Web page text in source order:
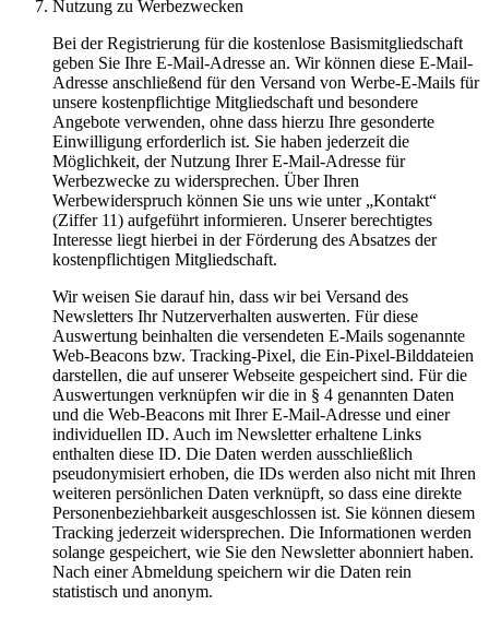
Nutzung zu Werbezwecken
Bei der Registrierung für die kostenlose Basismitgliedschaft
geben Sie Ihre E-Mail-Adresse an. Wir können diese E-Mail-
Adresse anschließend für den Versand von Werbe-E-Mails für
unsere kostenpflichtige Mitgliedschaft und besondere
Angebote verwenden, ohne dass hierzu Ihre gesonderte
Einwilligung erforderlich ist. Sie haben jederzeit die
Möglichkeit, der Nutzung Ihrer E-Mail-Adresse für
Werbezwecke zu widersprechen. Über Ihren
Werbewiderspruch können Sie uns wie unter „Kontakt“
(Ziffer 11) aufgeführt informieren. Unserer berechtigtes
Interesse liegt hierbei in der Förderung des Absatzes der
kostenpflichtigen Mitgliedschaft.
Wir weisen Sie darauf hin, dass wir bei Versand des
Newsletters Ihr Nutzerverhalten auswerten. Für diese
Auswertung beinhalten die versendeten E-Mails sogenannte
Web-Beacons bzw. Tracking-Pixel, die Ein-Pixel-Bilddateien
darstellen, die auf unserer Webseite gespeichert sind. Für die
Auswertungen verknüpfen wir die in § 4 genannten Daten
und die Web-Beacons mit Ihrer E-Mail-Adresse und einer
individuellen ID. Auch im Newsletter erhaltene Links
enthalten diese ID. Die Daten werden ausschließlich
pseudonymisiert erhoben, die IDs werden also nicht mit Ihren
weiteren persönlichen Daten verknüpft, so dass eine direkte
Personenbeziehbarkeit ausgeschlossen ist. Sie können diesem
Tracking jederzeit widersprechen. Die Informationen werden
solange gespeichert, wie Sie den Newsletter abonniert haben.
Nach einer Abmeldung speichern wir die Daten rein
statistisch und anonym.